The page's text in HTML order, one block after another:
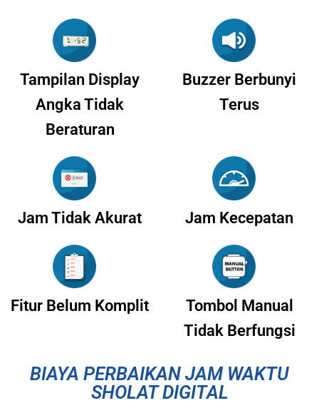
Tampilan Display
Angka Tidak
Beraturan
Buzzer Berbunyi
Terus
Jam Tidak Akurat Jam Kecepatan
Fitur Belum Komplit
Tombol Manual
Tidak Berfungsi
BIAYA PERBAIKAN JAM WAKTU
SHOLAT DIGITAL